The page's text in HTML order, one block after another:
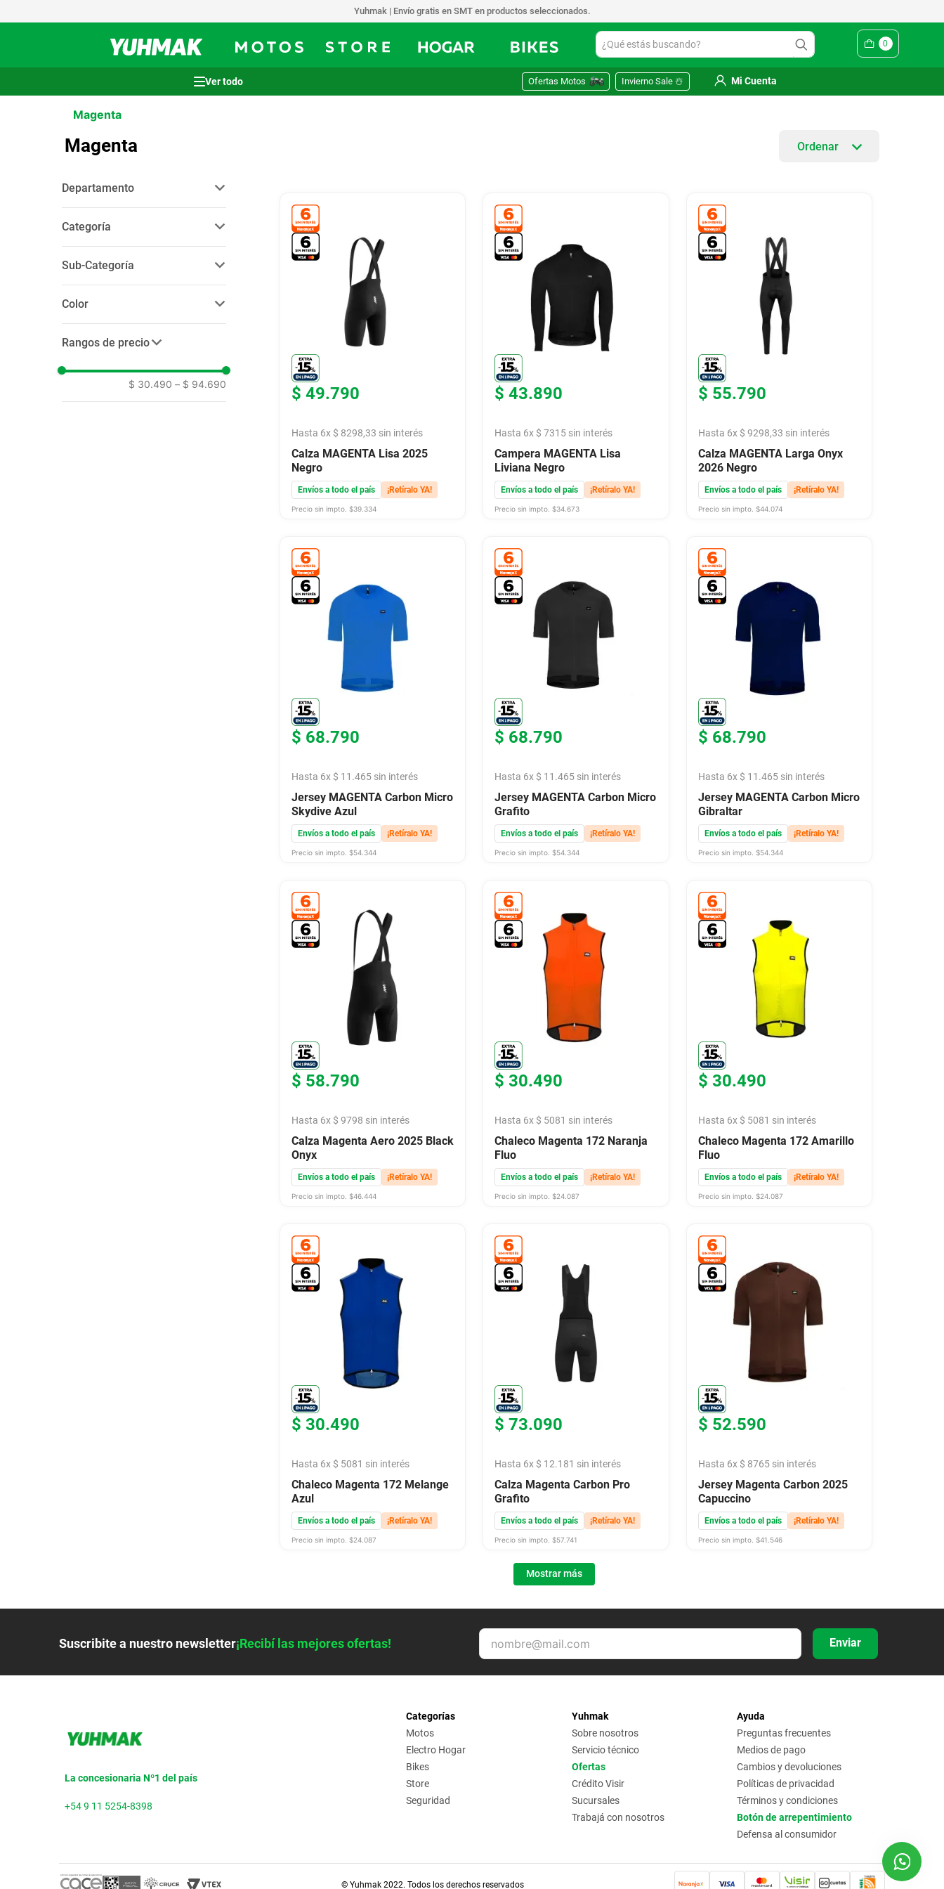
Yuhmak | Envío gratis en SMT en productos seleccionados.
¿Qué estás buscando? 0
Ofertas Motos Invierno Sale ☃️ Mi Cuenta
Magenta
Magenta
Departamento
Categoría
Sub-Categoría
jersey
Color
negro (4 )
Rangos de precio
$ 30.490 – $ 94.690 $ 49.790
Hasta 6x $ 8298,33 sin interés
Calza MAGENTA Lisa 2025
Negro
Envíos a todo el país ¡Retíralo YA!
Precio sin impto. $39.334
$ 43.890
Hasta 6x $ 7315 sin interés
Campera MAGENTA Lisa
Liviana Negro
Envíos a todo el país ¡Retíralo YA!
Precio sin impto. $34.673
$ 55.790
Hasta 6x $ 9298,33 sin interés
Calza MAGENTA Larga Onyx
2026 Negro
Envíos a todo el país ¡Retíralo YA!
Precio sin impto. $44.074
$ 68.790
Hasta 6x $ 11 .465sin interés
Jersey MAGENTA Carbon Micro
Skydive Azul
Envíos a todo el país ¡Retíralo YA!
Precio sin impto. $54.344
$ 68.790
Hasta 6x $ 11 .465 sin interés
Jersey MAGENTA Carbon Micro
Grafito
Envíos a todo el país ¡Retíralo YA!
Precio sin impto. $54.344
$ 68.790
Hasta 6x $ 11 .465sin interés
Jersey MAGENTA Carbon Micro
Gibraltar
Envíos a todo el país ¡Retíralo YA!
Precio sin impto. $54.344
$ 58.790
Hasta 6x $ 9798 sin interés
Calza Magenta Aero 2025 Black
Onyx
Envíos a todo el país ¡Retíralo YA!
Precio sin impto. $46.444
$ 30.490
Hasta 6x $ 5081 sin interés
Chaleco Magenta 172 Naranja
Fluo
Envíos a todo el país ¡Retíralo YA!
Precio sin impto. $24.087
$ 30.490
Hasta 6x $ 5081 sin interés
Chaleco Magenta 172 Amarillo
Fluo
Envíos a todo el país ¡Retíralo YA!
Precio sin impto. $24.087
$ 30.490
Hasta 6x $ 5081 sin interés
Chaleco Magenta 172 Melange
Azul
Envíos a todo el país ¡Retíralo YA!
Precio sin impto. $24.087
$ 73.090
Hasta 6x $ 12.181 sin interés
Calza Magenta Carbon Pro
Grafito
Envíos a todo el país ¡Retíralo YA!
Precio sin impto. $57.741
$ 52.590
Hasta 6x $ 8765sin interés
Jersey Magenta Carbon 2025
Capuccino
Envíos a todo el país ¡Retíralo YA!
Precio sin impto. $41.546
Mostrar más
Suscribite a nuestro newsletter¡Recibí las mejores ofertas! Enviar
La concesionaria Nº1 del país
+54 9 11 5254-8398
Categorías
Motos
Electro Hogar
Bikes
Store
Seguridad
Yuhmak
Sobre nosotros
Servicio técnico
Ofertas
Crédito Visir
Sucursales
Trabajá con nosotros
Ayuda
Preguntas frecuentes
Medios de pago
Cambios y devoluciones
Políticas de privacidad
Términos y condiciones
Botón de arrepentimiento
Defensa al consumidor
© Yuhmak 2022. Todos los derechos reservados
lavarropas
colchon
bicicleta
placard